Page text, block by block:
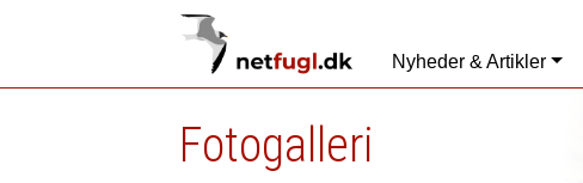
Nyheder & Artikler
Fotogalleri